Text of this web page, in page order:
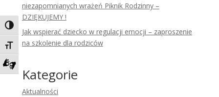
Toggle High Contrast
Toggle Font size
Zadzwoń do tłumacza języka migowego
niezapomnianych wrażeń Piknik Rodzinny –
DZIĘKUJEMY !
Jak wspierać dziecko w regulacji emocji – zaproszenie
na szkolenie dla rodziców
Kategorie
Aktualności